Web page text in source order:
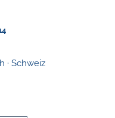
· Schweiz